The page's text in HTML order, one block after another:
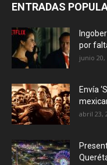
ENTRADAS
por
junio 20,
Envía
abril 23,